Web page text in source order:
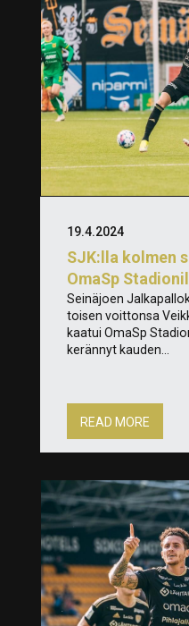
SJK:lla kolmen
OmaSp
19.4.2024
Seinäjoen
toisen voittonsa
kaatui OmaSp
kerännyt kauden...
READ MORE